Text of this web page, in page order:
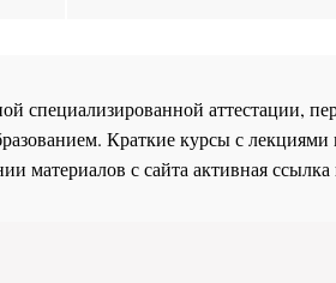
специализированной аттестации,
Краткие курсы с
материалов с сайта активная ссылка